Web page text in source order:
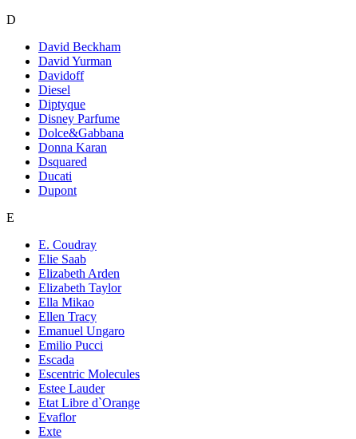
D
David Beckham
David Yurman
Davidoff
Diesel
Diptyque
Disney Parfume
Dolce&Gabbana
Donna Karan
Dsquared
Ducati
Dupont
E
E. Coudray
Elie Saab
Elizabeth Arden
Elizabeth Taylor
Ella Mikao
Ellen Tracy
Emanuel Ungaro
Emilio Pucci
Escada
Escentric Molecules
Estee Lauder
Etat Libre d`Orange
Evaflor
Exte